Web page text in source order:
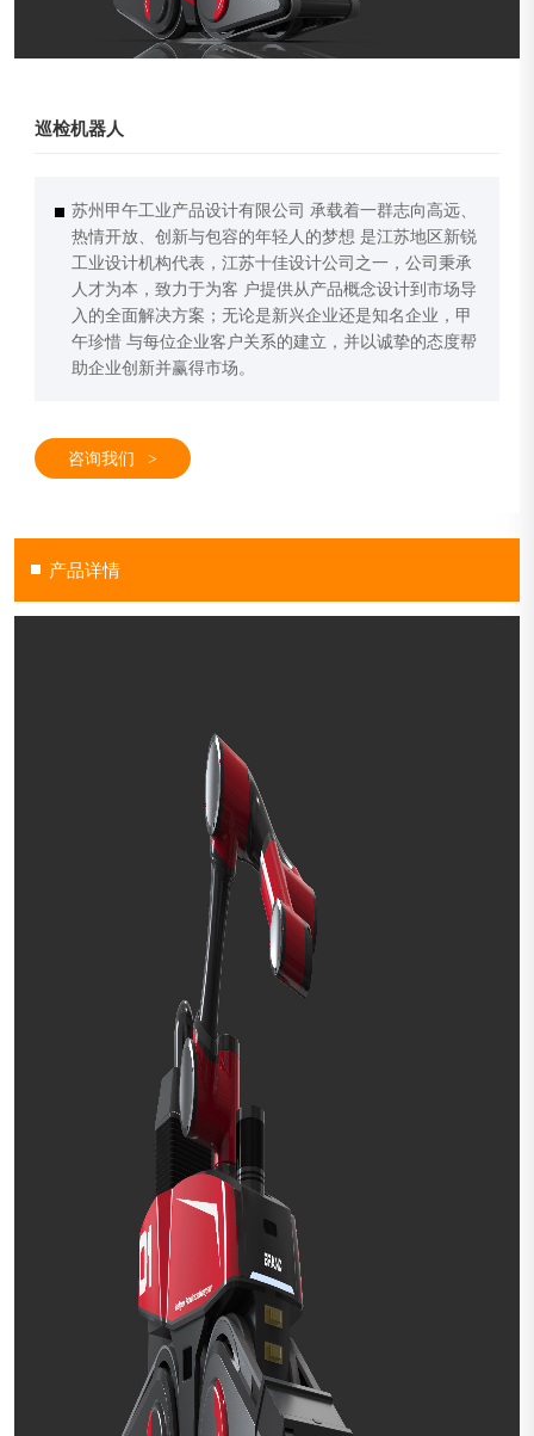
巡检机器人
苏州甲午工业产品设计有限公司 承载着一群志向高远、
热情开放、创新与包容的年轻人的梦想 是江苏地区新锐
工业设计机构代表，江苏十佳设计公司之一，公司秉承
人才为本，致力于为客 户提供从产品概念设计到市场导
入的全面解决方案；无论是新兴企业还是知名企业，甲
午珍惜 与每位企业客户关系的建立，并以诚挚的态度帮
助企业创新并赢得市场。
咨询我们 >
产品详情